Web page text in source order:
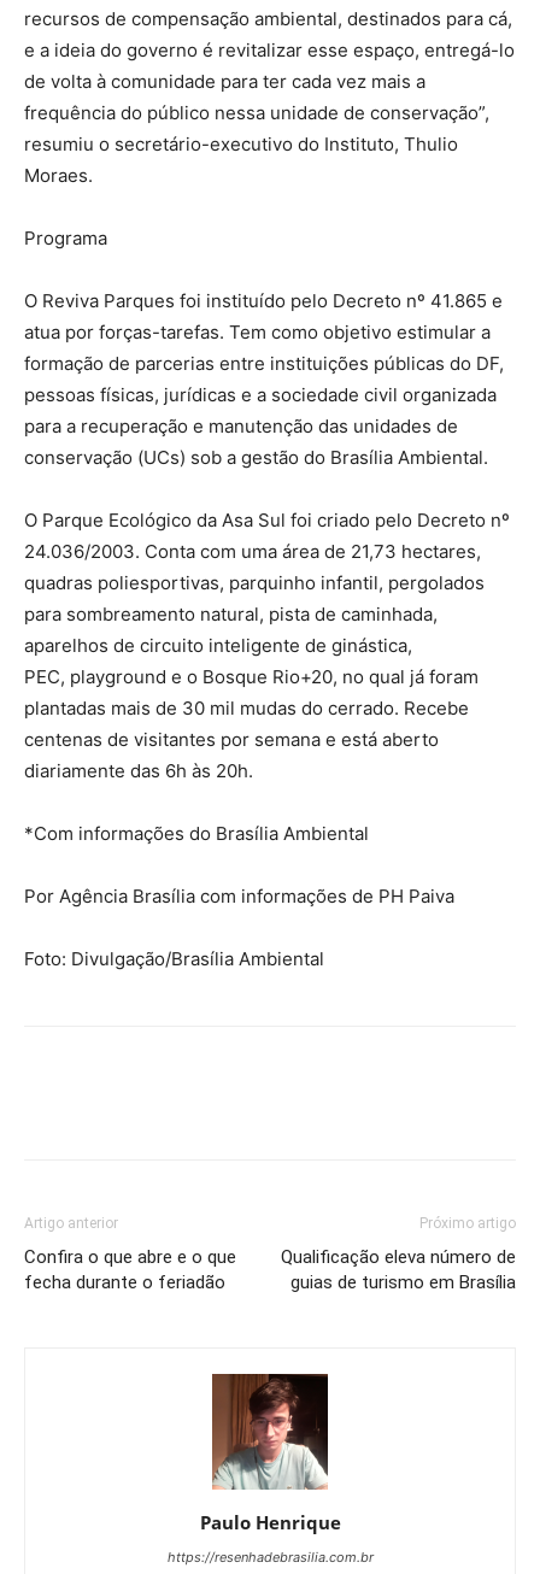
recursos de compensação ambiental, destinados para cá,
e a ideia do governo é revitalizar esse espaço, entregá-lo
de volta à comunidade para ter cada vez mais a
frequência do público nessa unidade de conservação”,
resumiu o secretário-executivo do Instituto, Thulio
Moraes.
Programa
O Reviva Parques foi instituído pelo Decreto nº 41.865 e
atua por forças-tarefas. Tem como objetivo estimular a
formação de parcerias entre instituições públicas do DF,
pessoas físicas, jurídicas e a sociedade civil organizada
para a recuperação e manutenção das unidades de
conservação (UCs) sob a gestão do Brasília Ambiental.
O Parque Ecológico da Asa Sul foi criado pelo Decreto nº
24.036/2003. Conta com uma área de 21,73 hectares,
quadras poliesportivas, parquinho infantil, pergolados
para sombreamento natural, pista de caminhada,
aparelhos de circuito inteligente de ginástica,
PEC, playground e o Bosque Rio+20, no qual já foram
plantadas mais de 30 mil mudas do cerrado. Recebe
centenas de visitantes por semana e está aberto
diariamente das 6h às 20h.
*Com informações do Brasília Ambiental
Por Agência Brasília com informações de PH Paiva
Foto: Divulgação/Brasília Ambiental
Artigo anterior
Confira o que abre e o que
fecha durante o feriadão
Próximo artigo
Qualificação eleva número de
guias de turismo em Brasília
Paulo Henrique
https://resenhadebrasilia.com.br